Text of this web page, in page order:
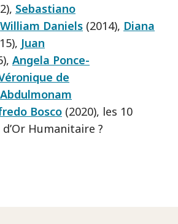
Sebastiano
William Daniels (2014), Diana
Juan
Angela Ponce-
de
Abdulmonam
Bosco (2020), les 10
Humanitaire ?